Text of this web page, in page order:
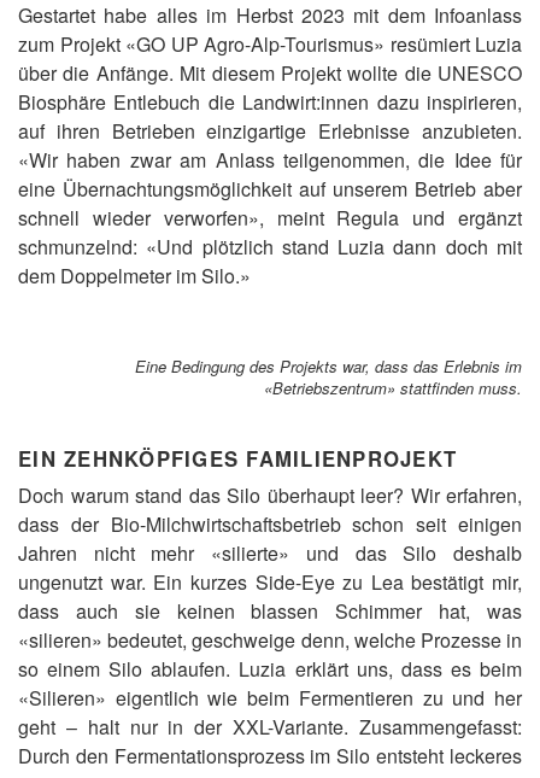
Gestartet habe alles im Herbst 2023 mit dem Infoanlass
zum Projekt «GO UP Agro-Alp-Tourismus» resümiert Luzia
über die Anfänge. Mit diesem Projekt wollte die UNESCO
Biosphäre Entlebuch die Landwirt:innen dazu inspirieren,
auf ihren Betrieben einzigartige Erlebnisse anzubieten.
«Wir haben zwar am Anlass teilgenommen, die Idee für
eine Übernachtungsmöglichkeit auf unserem Betrieb aber
schnell wieder verworfen», meint Regula und ergänzt
schmunzelnd: «Und plötzlich stand Luzia dann doch mit
dem Doppelmeter im Silo.»
Eine Bedingung des Projekts war, dass das Erlebnis im
«Betriebszentrum» stattfinden muss.
EIN ZEHNKÖPFIGES FAMILIENPROJEKT
Doch warum stand das Silo überhaupt leer? Wir erfahren,
dass der Bio-Milchwirtschaftsbetrieb schon seit einigen
Jahren nicht mehr «silierte» und das Silo deshalb
ungenutzt war. Ein kurzes Side-Eye zu Lea bestätigt mir,
dass auch sie keinen blassen Schimmer hat, was
«silieren» bedeutet, geschweige denn, welche Prozesse in
so einem Silo ablaufen. Luzia erklärt uns, dass es beim
«Silieren» eigentlich wie beim Fermentieren zu und her
geht – halt nur in der XXL-Variante. Zusammengefasst:
Durch den Fermentationsprozess im Silo entsteht leckeres